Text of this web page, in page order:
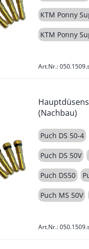
KTM Ponny
KTM Ponny
Art.Nr.:
(Nachbau)
Puch DS 50-4
Puch DS 50V
Puch DS50
Puch MS 50V
Art.Nr.: